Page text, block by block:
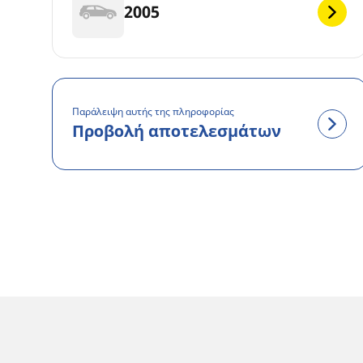
2005
Παράλειψη αυτής της πληροφορίας
Προβολή αποτελεσμάτων